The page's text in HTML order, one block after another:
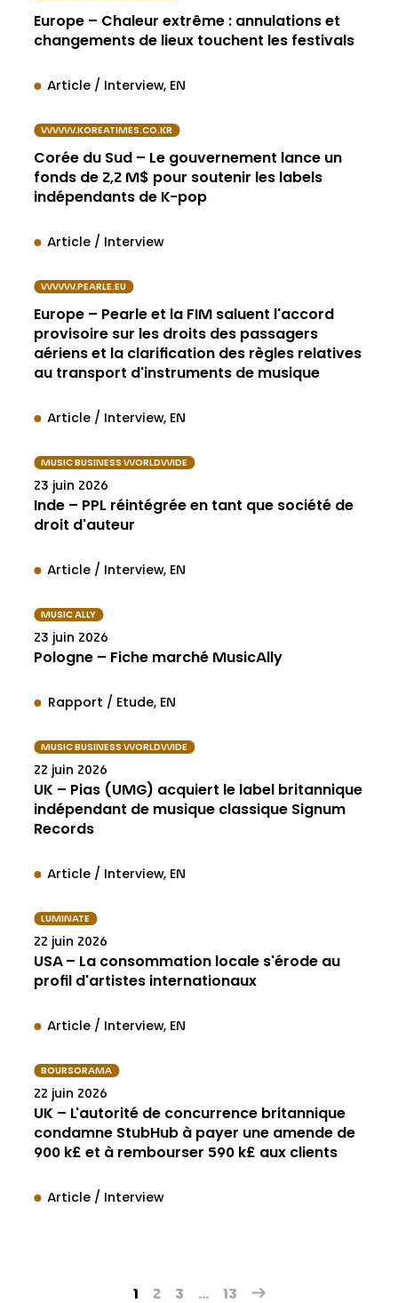
Europe – Chaleur extrême : annulations et
changements de lieux touchent les festivals
Article / Interview EN
WWW.KOREATIMES.CO.KR
Corée du Sud – Le gouvernement lance un
fonds de 2,2 M$ pour soutenir les labels
indépendants de K-pop
Article / Interview
WWW.PEARLE.EU
Europe – Pearle et la FIM saluent l'accord
provisoire sur les droits des passagers
aériens et la clarification des règles relatives
au transport d'instruments de musique
Article / Interview EN
MUSIC BUSINESS WORLDWIDE
23 juin 2026
Inde – PPL réintégrée en tant que société de
droit d'auteur
Article / Interview EN
MUSIC ALLY
23 juin 2026
Pologne – Fiche marché MusicAlly
Rapport / Etude EN
MUSIC BUSINESS WORLDWIDE
22 juin 2026
UK – Pias (UMG) acquiert le label britannique
indépendant de musique classique Signum
Records
Article / Interview EN
LUMINATE
22 juin 2026
USA – La consommation locale s'érode au
profil d'artistes internationaux
Article / Interview EN
BOURSORAMA
22 juin 2026
UK – L'autorité de concurrence britannique
condamne StubHub à payer une amende de
900 k£ et à rembourser 590 k£ aux clients
Article / Interview
1 2 3 … 13